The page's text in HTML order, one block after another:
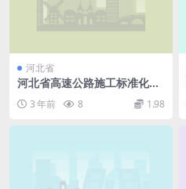
河北省
河北省高速公路施工标准化管
程.pdf
3 年前 8 1.98